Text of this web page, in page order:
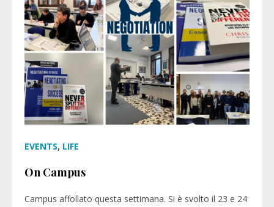
EVENTS, LIFE
On Campus
Campus affollato questa settimana. Si è svolto il 23 e 24